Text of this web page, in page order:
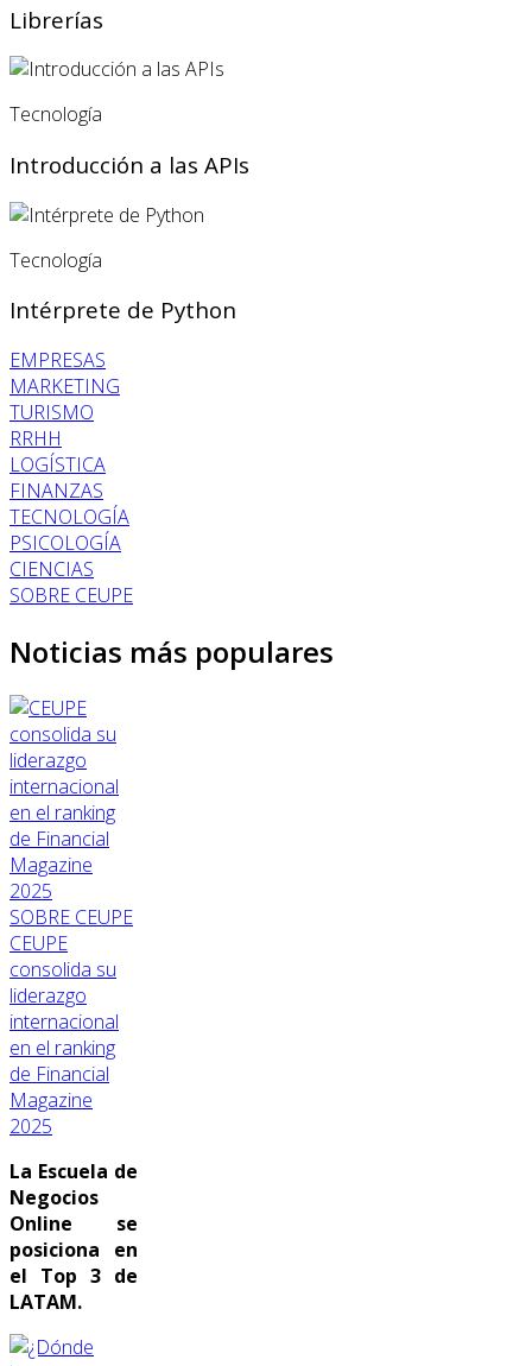
Librerías
Tecnología
Introducción a las APIs
Tecnología
Intérprete de Python
EMPRESAS
MARKETING
TURISMO
RRHH
LOGÍSTICA
FINANZAS
TECNOLOGÍA
PSICOLOGÍA
CIENCIAS
SOBRE CEUPE
Noticias más populares
SOBRE CEUPE
CEUPE
consolida su
liderazgo
internacional
en el ranking
de Financial
Magazine
2025
La Escuela de
Negocios
Online se
posiciona en
el Top 3 de
LATAM.